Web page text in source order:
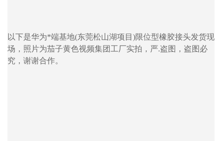
以下是华为*端基地(东莞松山湖项目)限位型橡胶接头发货现
场，照片为茄子黄色视频集团工厂实拍，严.盗图，盗图必
究，谢谢合作。